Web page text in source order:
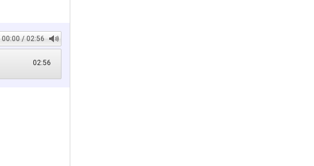
00:00 / 02:56
02:56